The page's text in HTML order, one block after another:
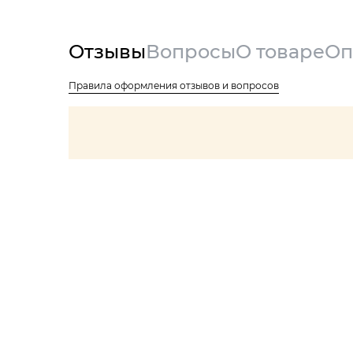
ОтзывыВопросыО товаре
Правила оформления отзывов и вопросов